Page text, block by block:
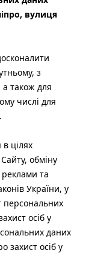
вулиця
з
а також для
числі для
цілях
обміну
та
України, у
персональних
осіб у
даних
захист осіб у